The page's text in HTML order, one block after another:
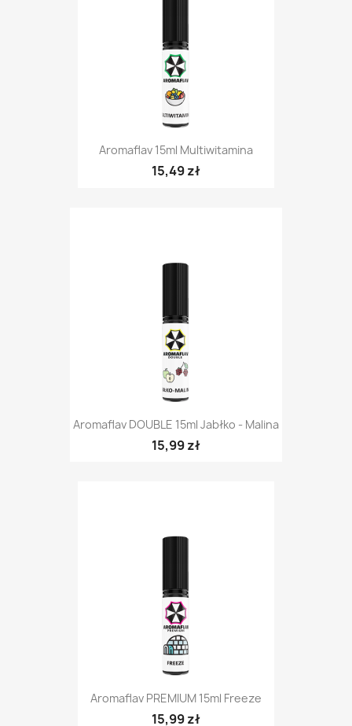
Aromaflav 15ml Multiwitamina
15,49 zł
Aromaflav DOUBLE 15ml Jabłko - Malina
15,99 zł
Aromaflav PREMIUM 15ml Freeze
15,99 zł